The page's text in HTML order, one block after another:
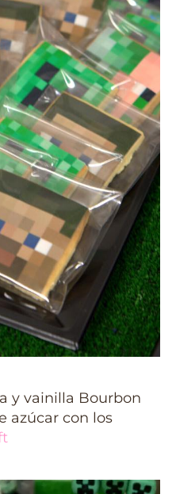
y vainilla Bourbon
azúcar con los